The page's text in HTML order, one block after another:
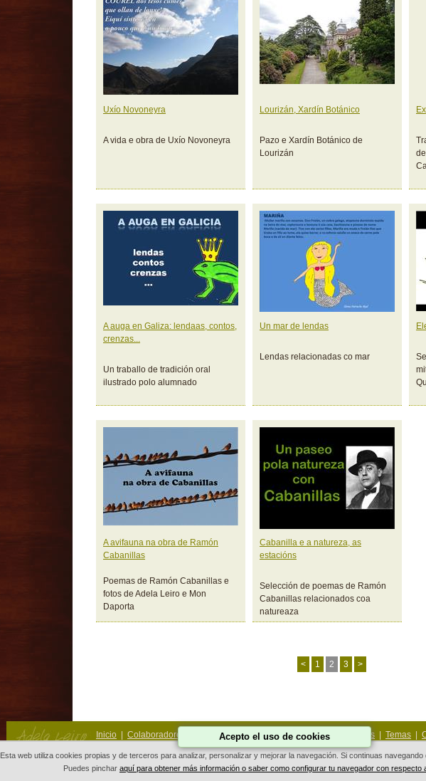
Uxío Novoneyra
A vida e obra de Uxío Novoneyra
Lourizán, Xardín Botánico
Pazo e Xardín Botánico de
Lourizán
A auga en Galiza: lendaas, contos,
crenzas...
Un traballo de tradición oral
ilustrado polo alumnado
Un mar de lendas
Lendas relacionadas co mar
A avifauna na obra de Ramón
Cabanillas
Poemas de Ramón Cabanillas e
fotos de Adela Leiro e Mon
Daporta
Cabanilla e a natureza, as
estacións
Selección de poemas de Ramón
Cabanillas relacionados coa
natureaza
< 1 2 3 >
Inicio Colaboradores As miñas fotos | Achegas | Contiños Rutas Temas
Deseño Web Galicia
Acepto el uso de cookies
Esta web utiliza cookies propias y de terceros para analizar, personalizar y mejorar la navegación. Si continuas
Puedes pinchar aquí para obtener más información o saber como configurar tu navegador con respecto